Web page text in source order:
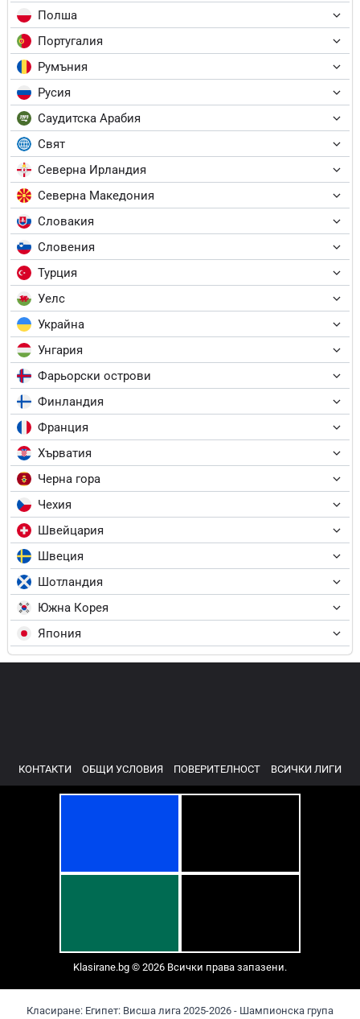
Полша
Португалия
Румъния
Русия
Саудитска Арабия
Свят
Северна Ирландия
Северна Македония
Словакия
Словения
Турция
Уелс
Украйна
Унгария
Фарьорски острови
Финландия
Франция
Хърватия
Черна гора
Чехия
Швейцария
Швеция
Шотландия
Южна Корея
Япония
КОНТАКТИ ОБЩИ УСЛОВИЯ ПОВЕРИТЕЛНОСТ ВСИЧКИ ЛИГИ
Klasirane.bg © 2026 Всички права запазени.
Класиране: Египет: Висша лига 2025-2026 - Шампионска група